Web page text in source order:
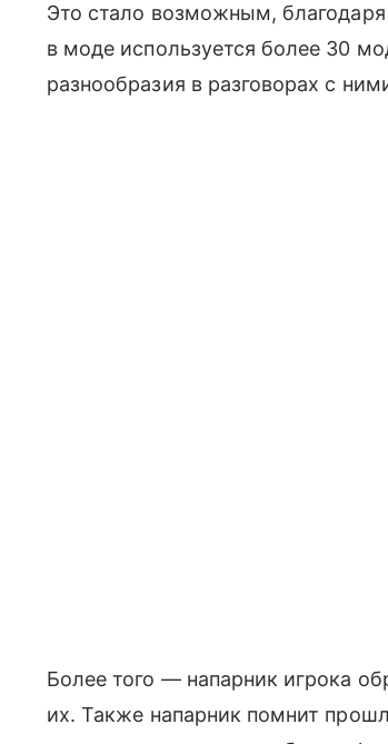
Это стало возможным,
в моде используется более 30
разнообразия в разговорах с
Более того — напарник игрока
их. Также напарник помнит